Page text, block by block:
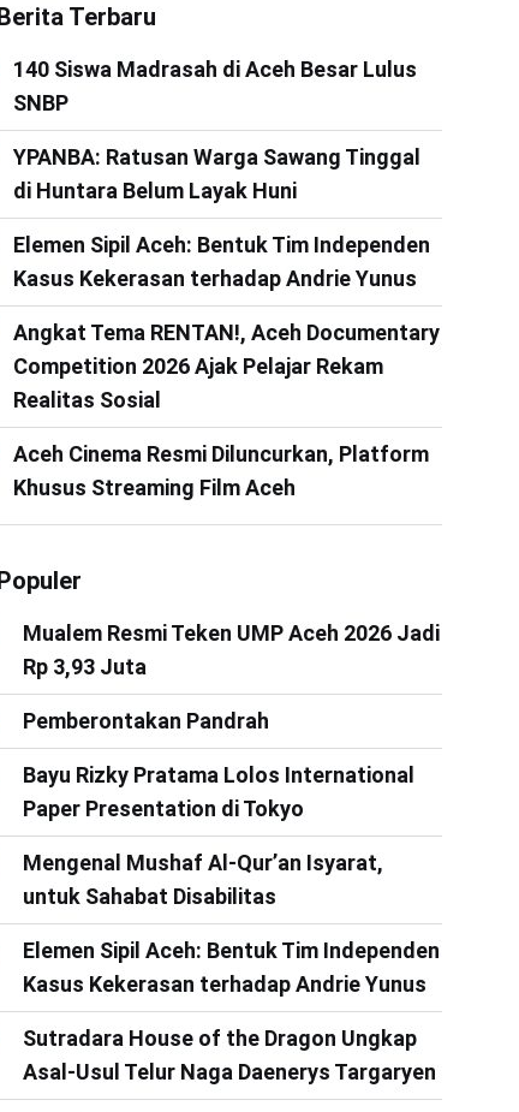
Terbaru
140 Siswa Madrasah di Aceh Besar Lulus
SNBP
YPANBA: Ratusan Warga Sawang Tinggal
di Huntara Belum Layak Huni
Elemen Sipil Aceh: Bentuk Tim Independen
Kasus Kekerasan terhadap Andrie Yunus
Angkat Tema RENTAN!, Aceh Documentary
Competition 2026 Ajak Pelajar Rekam
Realitas Sosial
Aceh Cinema Resmi Diluncurkan, Platform
Khusus Streaming Film Aceh
Mualem Resmi Teken UMP Aceh 2026 Jadi
Rp 3,93 Juta
Pemberontakan Pandrah
Bayu Rizky Pratama Lolos International
Paper Presentation di Tokyo
Mengenal Mushaf Al-Qur’an Isyarat,
untuk Sahabat Disabilitas
Elemen Sipil Aceh: Bentuk Tim Independen
Kasus Kekerasan terhadap Andrie Yunus
Sutradara House of the Dragon Ungkap
Asal-Usul Telur Naga Daenerys Targaryen